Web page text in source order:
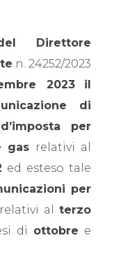
Direttore
n. 24252/2023
2023
il
di
per
gas relativi al
ed esteso tale
per
relativi al terzo
di ottobre e